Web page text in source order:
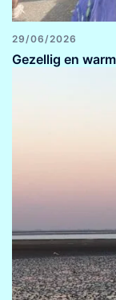
29/06/2026
Gezellig en